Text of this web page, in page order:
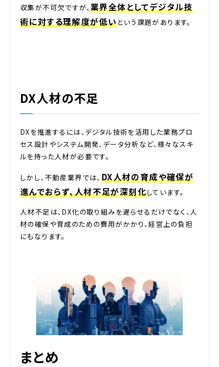
収集が不可欠ですが、業界全体としてデジタル技
術に対する理解度が低いという課題があります。
DX人材の不足
DXを推進するには、デジタル技術を活用した業務プロ
セス設計やシステム開発、データ分析など、様々なスキ
ルを持った人材が必要です。
しかし、不動産業界では、 DX人材の育成や確保が
進んでおらず、人材不足が深刻化しています。
人材不足は、DX化の取り組みを遅らせるだけでなく、人
材の確保や育成のための費用がかかり、経営上の負担
にもなります。
まとめ